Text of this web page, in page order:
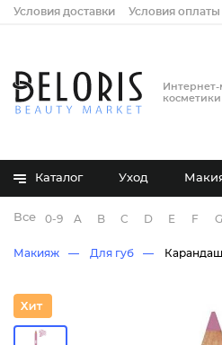
Условия доставки Условия оплаты
Интернет-
Каталог Уход
Все бренды
0-9 A B C D E F G
Макияж Для губ